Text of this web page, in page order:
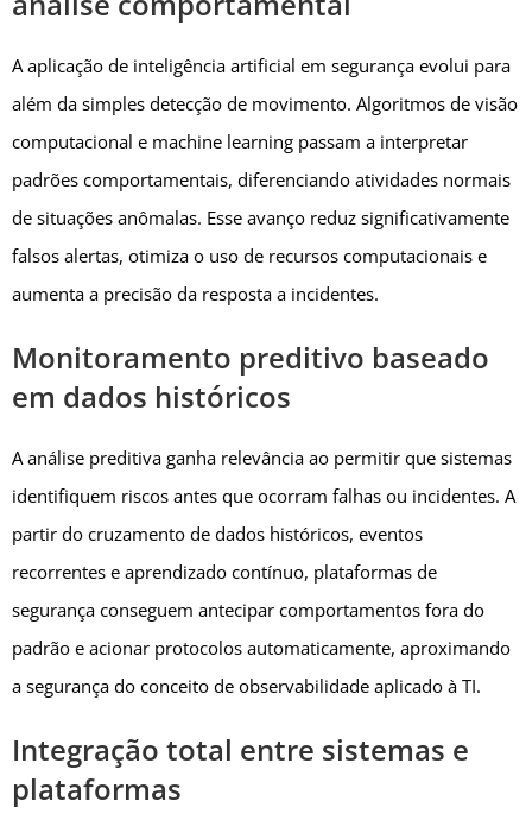
A aplicação de inteligência artificial em segurança evolui para
além da simples detecção de movimento. Algoritmos de visão
computacional e machine learning passam a interpretar
padrões comportamentais, diferenciando atividades normais
de situações anômalas. Esse avanço reduz significativamente
falsos alertas, otimiza o uso de recursos computacionais e
aumenta a precisão da resposta a incidentes.
Monitoramento preditivo baseado
em dados históricos
A análise preditiva ganha relevância ao permitir que sistemas
identifiquem riscos antes que ocorram falhas ou incidentes. A
partir do cruzamento de dados históricos, eventos
recorrentes e aprendizado contínuo, plataformas de
segurança conseguem antecipar comportamentos fora do
padrão e acionar protocolos automaticamente, aproximando
a segurança do conceito de observabilidade aplicado à TI.
Integração total entre sistemas e
plataformas